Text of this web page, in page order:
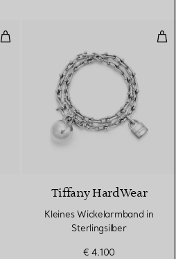
Gliederarmband, längliche
Tiffany HardWear
Kleines Wickelarmband in
Sterlingsilber
€ 4.100